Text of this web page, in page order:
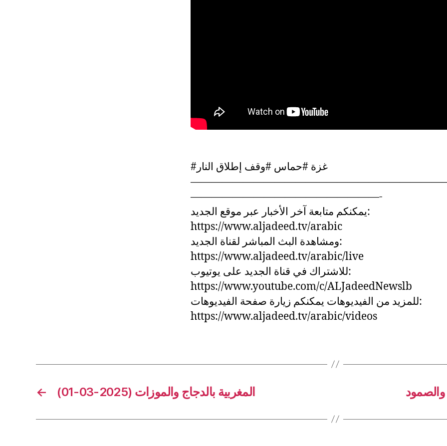
#غزة #حماس #وقف إطلاق النار
——————————————————-
يمكنكم متابعة آخر الأخبار عبر موقع الجديد:
https://www.aljadeed.tv/arabic
ومشاهدة البث المباشر لقناة الجديد:
https://www.aljadeed.tv/arabic/live
للاشتراك في قناة الجديد على يوتيوب:
https://www.youtube.com/c/ALJadeedNewslb
للمزيد من الفيديوهات يمكنكم زيارة صفحة الفيديوهات:
https://www.aljadeed.tv/arabic/videos
← المغربية بالدجاج والموزات (2025-03-01)